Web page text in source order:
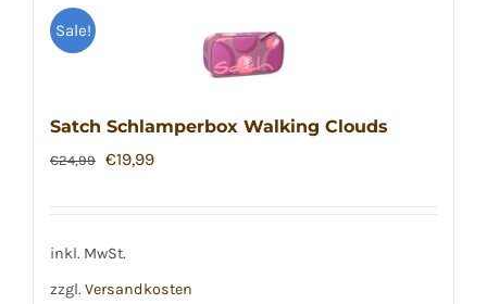
Sale!
Satch Schlamperbox Walking Clouds
€24,99 Ursprünglicher
€24,99
€19,99Aktueller
inkl. MwSt.
zzgl. Versandkosten